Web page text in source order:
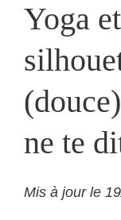
Yoga
ne te
Mis à jour le